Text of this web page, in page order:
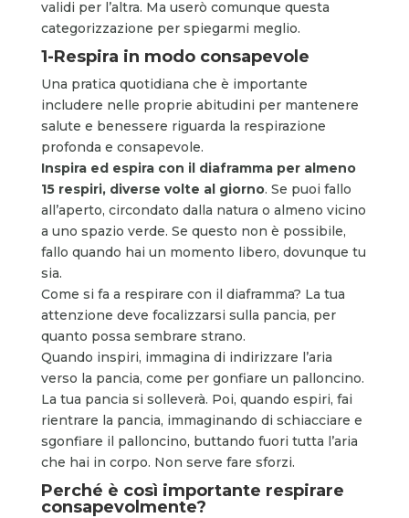
validi per l’altra. Ma userò comunque questa
categorizzazione per spiegarmi meglio.
1-Respira in modo consapevole
Una pratica quotidiana che è importante
includere nelle proprie abitudini per mantenere
salute e benessere riguarda la respirazione
profonda e consapevole.
Inspira ed espira con il diaframma per almeno
15 respiri, diverse volte al giorno. Se puoi fallo
all’aperto, circondato dalla natura o almeno vicino
a uno spazio verde. Se questo non è possibile,
fallo quando hai un momento libero, dovunque tu
sia.
Come si fa a respirare con il diaframma? La tua
attenzione deve focalizzarsi sulla pancia, per
quanto possa sembrare strano.
Quando inspiri, immagina di indirizzare l’aria
verso la pancia, come per gonfiare un palloncino.
La tua pancia si solleverà. Poi, quando espiri, fai
rientrare la pancia, immaginando di schiacciare e
sgonfiare il palloncino, buttando fuori tutta l’aria
che hai in corpo. Non serve fare sforzi.
Perché è così importante respirare
consapevolmente?